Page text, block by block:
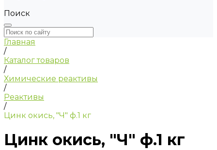
Поиск
Главная
/
Каталог товаров
/
Химические реактивы
/
Реактивы
/
Цинк окись, "Ч" ф.1 кг
Цинк окись, "Ч" ф.1 кг